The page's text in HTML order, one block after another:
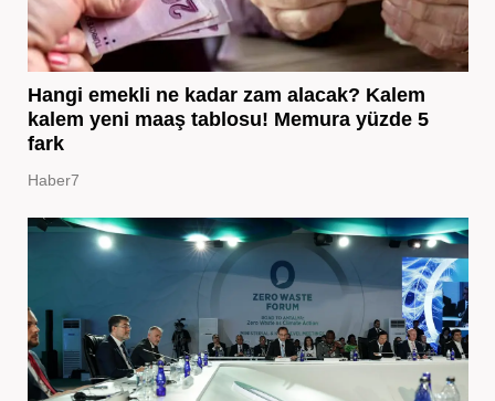
Hangi emekli ne kadar zam alacak? Kalem
kalem yeni maaş tablosu! Memura yüzde 5
fark
Haber7